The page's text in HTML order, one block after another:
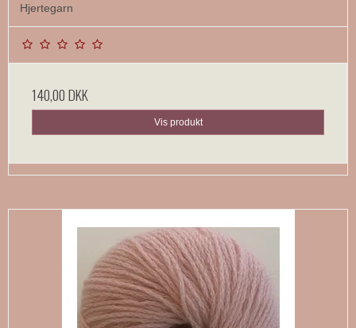
Hjertegarn
140,00 DKK
Vis produkt